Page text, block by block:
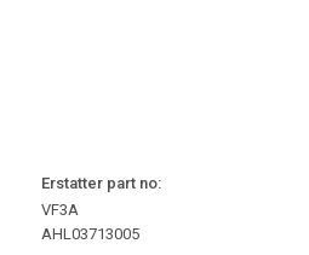
Erstatter part no:
VF3A
AHL03713005